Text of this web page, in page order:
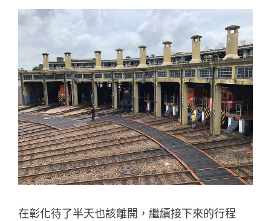
在彰化待了半天也該離開，繼續接下來的行程